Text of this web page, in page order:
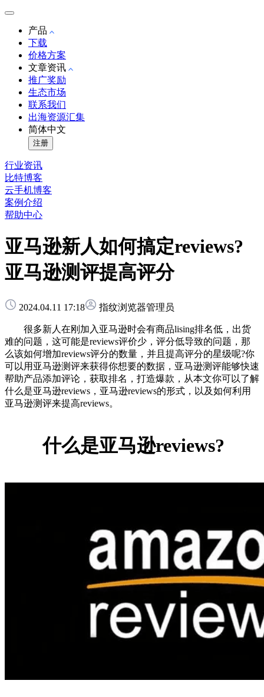
产品
下载
价格方案
文章资讯
推广奖励
生态市场
联系我们
出海资源汇集
简体中文
注册
行业资讯
比特博客
云手机博客
案例介绍
帮助中心
亚马逊新人如何搞定reviews?
亚马逊测评提高评分
2024.04.11 17:18 指纹浏览器管理员
很多新人在刚加入亚马逊时会有商品lising排名低，出货
难的问题，这可能是reviews评价少，评分低导致的问题，那
么该如何增加reviews评分的数量，并且提高评分的星级呢?你
可以用亚马逊测评来获得你想要的数据，亚马逊测评能够快速
帮助产品添加评论，获取排名，打造爆款，从本文你可以了解
什么是亚马逊reviews，亚马逊reviews的形式，以及如何利用
亚马逊测评来提高reviews。
什么是亚马逊reviews?